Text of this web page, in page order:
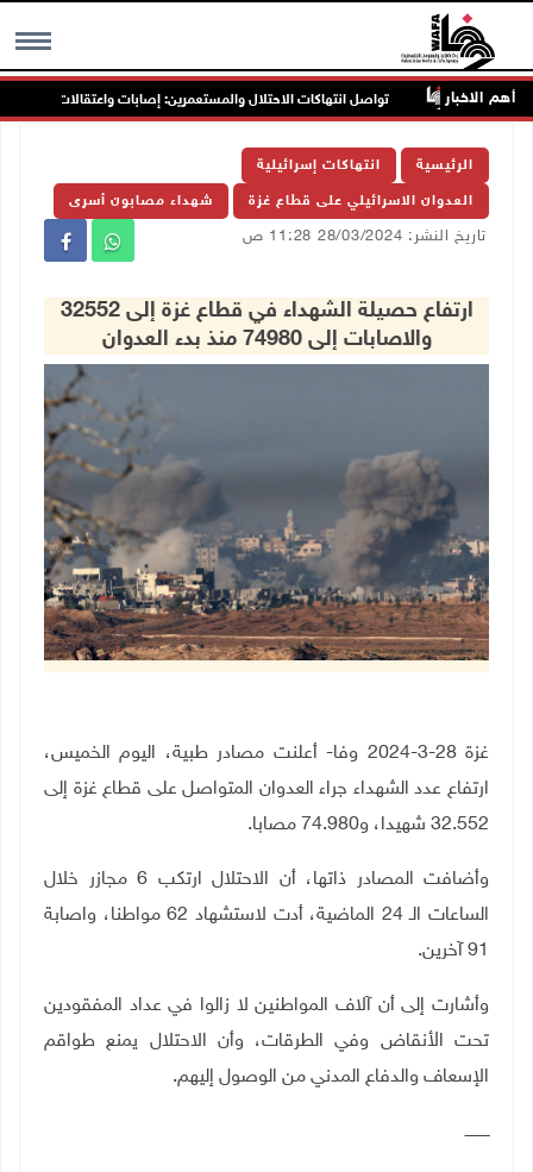
MENU أهم الاخبار تواصل انتهاكات الاحتلال والمستعمرين: إصابات واعتقالات واقتحامات
الرئيسية انتهاكات إسرائيلية
العدوان الاسرائيلي على قطاع غزة شهداء مصابون أسرى
تاريخ النشر: 28/03/2024 11:28 ص
ارتفاع حصيلة الشهداء في قطاع غزة إلى 32552
والاصابات إلى 74980 منذ بدء العدوان
غزة 28-3-2024 وفا- أعلنت مصادر طبية، اليوم الخميس،
ارتفاع عدد الشهداء جراء العدوان المتواصل على قطاع غزة إلى
32.552 شهيدا، و74.980 مصابا.
وأضافت المصادر ذاتها، أن الاحتلال ارتكب 6 مجازر خلال
الساعات الـ 24 الماضية، أدت لاستشهاد 62 مواطنا، واصابة
91 آخرين.
وأشارت إلى أن آلاف المواطنين لا زالوا في عداد المفقودين
تحت الأنقاض وفي الطرقات، وأن الاحتلال يمنع طواقم
الإسعاف والدفاع المدني من الوصول إليهم.
ــــــــــ